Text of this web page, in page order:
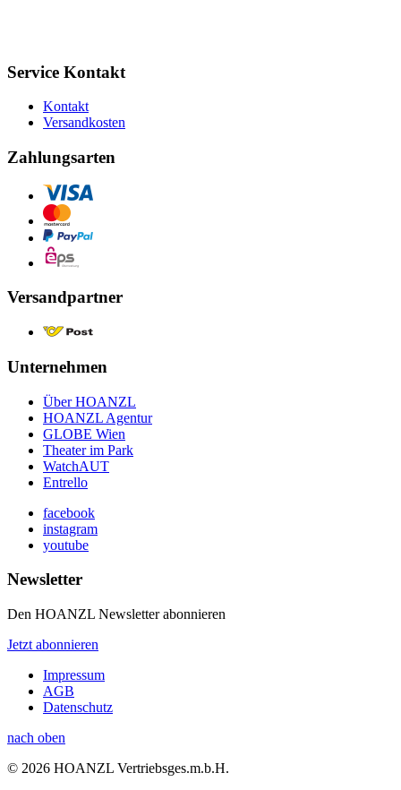
Service Kontakt
Kontakt
Versandkosten
Zahlungsarten
Versandpartner
Unternehmen
Über HOANZL
HOANZL Agentur
GLOBE Wien
Theater im Park
WatchAUT
Entrello
facebook
instagram
youtube
Newsletter
Den HOANZL Newsletter abonnieren
Jetzt abonnieren
Impressum
AGB
Datenschutz
nach oben
© 2026 HOANZL Vertriebsges.m.b.H.